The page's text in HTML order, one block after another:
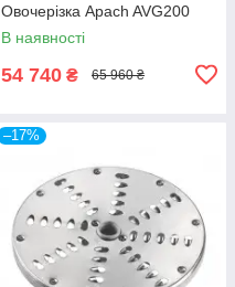
Овочерізка Apach AVG200
В наявності
54 740 ₴ 65 960 ₴
–17%